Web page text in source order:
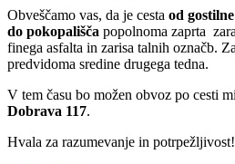
Obveščamo vas, da je cesta od
do pokopališča popolnoma zaprta
finega asfalta in zarisa talnih označb.
predvidoma sredine drugega tedna.
V tem času bo možen obvoz po cesti
Dobrava 117.
Hvala za razumevanje in potrpežljivost!